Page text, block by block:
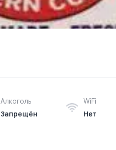
Алкоголь
Запрещён
WiFi
Нет